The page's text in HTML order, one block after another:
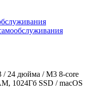
24 дюйма / M3 8-core
1024Гб SSD / macOS